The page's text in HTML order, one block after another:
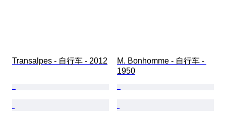
Transalpes - 自行车 - 2012
M. Bonhomme - 自行车 -
1950